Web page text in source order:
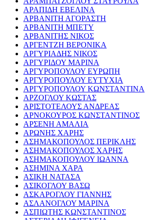
ΑΡΑΠΙΔΗ ΕΒΕΛΙΝΑ
ΑΡΒΑΝΙΤΗ ΑΓΟΡΑΣΤΗ
ΑΡΒΑΝΙΤΗ ΜΠΕΤΥ
ΑΡΒΑΝΙΤΗΣ ΝΙΚΟΣ
ΑΡΓΕΝΤΖΗ ΒΕΡΟΝΙΚΑ
ΑΡΓΥΡΙΑΔΗΣ ΝΙΚΟΣ
ΑΡΓΥΡΙΔΟΥ ΜΑΡΙΝΑ
ΑΡΓΥΡΟΠΟΥΛΟΥ ΕΥΡΩΠΗ
ΑΡΓΥΡΟΠΟΥΛΟΥ ΕΥΤΥΧΙΑ
ΑΡΓΥΡΟΠΟΥΛΟΥ ΚΩΝΣΤΑΝΤΙΝΑ
ΑΡΖΟΓΛΟΥ ΚΩΣΤΑΣ
ΑΡΙΣΤΟΤΕΛΟΥΣ ΑΝΔΡΕΑΣ
ΑΡΝΟΚΟΥΡΟΣ ΚΩΝΣΤΑΝΤΙΝΟΣ
ΑΡΣΕΝΗ ΑΜΑΛΙΑ
ΑΡΩΝΗΣ ΧΑΡΗΣ
ΑΣΗΜΑΚΟΠΟΥΛΟΣ ΠΕΡΙΚΛΗΣ
ΑΣΗΜΑΚΟΠΟΥΛΟΣ ΧΑΡΗΣ
ΑΣΗΜΑΚΟΠΟΥΛΟΥ ΙΩΑΝΝΑ
ΑΣΗΜΙΝΑ ΧΑΡΑ
ΑΣΙΚΗ ΝΑΤΑΣΑ
ΑΣΙΚΟΓΛΟΥ ΒΑΣΩ
ΑΣΚΑΡΟΓΛΟΥ ΓΙΑΝΝΗΣ
ΑΣΛΑΝΟΓΛΟΥ ΜΑΡΙΝΑ
ΑΣΠΙΩΤΗΣ ΚΩΝΣΤΑΝΤΙΝΟΣ